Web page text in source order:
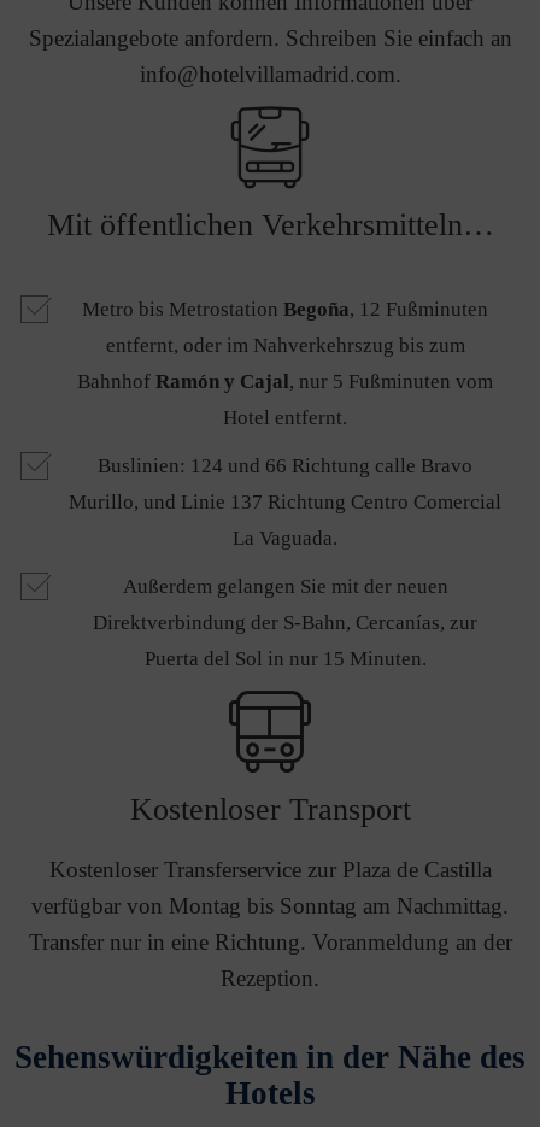
Spezialangebote anfordern. Schreiben Sie einfach an
info@hotelvillamadrid.com.
Mit öffentlichen Verkehrsmitteln…
Metro bis MetrostationBegoña, 12 Fußminuten
entfernt, oder im Nahverkehrszug bis zum
BahnhofRamón y Cajal, nur 5 Fußminuten vom
Hotel entfernt.
Buslinien: 124 und 66 Richtung calle Bravo
Murillo, und Linie 137 Richtung Centro Comercial
La Vaguada.
Außerdem gelangen Sie mit der neuen
Direktverbindung der S-Bahn, Cercanías, zur
Puerta del Sol in nur 15 Minuten.
Kostenloser Transport
Kostenloser Transferservice zur Plaza de Castilla
verfügbar von Montag bis Sonntag am Nachmittag.
Transfer nur in eine Richtung. Voranmeldung an der
Rezeption.
Sehenswürdigkeiten in der Nähe des
Hotels